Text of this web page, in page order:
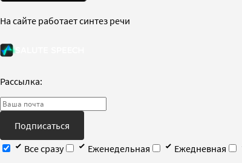
На сайте работает синтез речи
Рассылка:
Подписаться
Все сразу
Еженедельная Ежедневная